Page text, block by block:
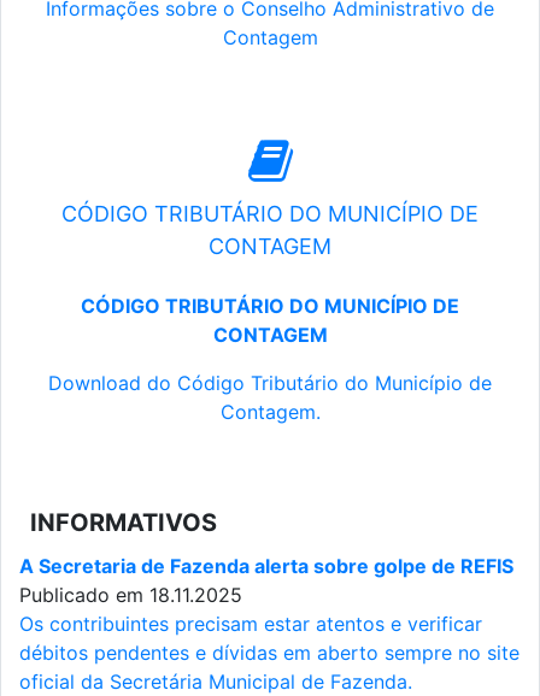
Informações sobre o Conselho Administrativo de
Contagem
CÓDIGO TRIBUTÁRIO DO MUNICÍPIO DE
CONTAGEM
CÓDIGO TRIBUTÁRIO DO MUNICÍPIO DE
CONTAGEM
Download do Código Tributário do Município de
Contagem.
INFORMATIVOS
A Secretaria de Fazenda alerta sobre golpe de REFIS
Publicado em 18.11.2025
Os contribuintes precisam estar atentos e verificar
débitos pendentes e dívidas em aberto sempre no site
oficial da Secretária Municipal de Fazenda.